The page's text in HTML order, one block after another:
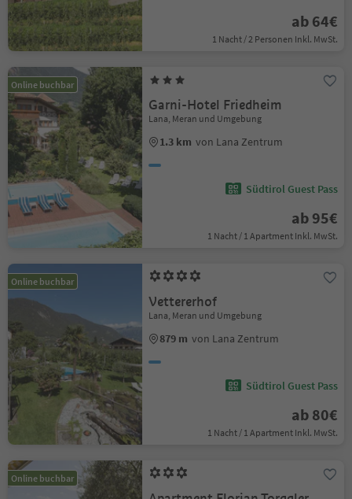
ab 64€
1 Nacht / 2 Personen Inkl. MwSt.
Online buchbar
Garni-Hotel Friedheim
Lana, Meran und Umgebung
1.3 km von Lana Zentrum
Südtirol Guest Pass
ab 95€
1 Nacht / 1 Apartment Inkl. MwSt.
Online buchbar
Vettererhof
Lana, Meran und Umgebung
879 m von Lana Zentrum
Südtirol Guest Pass
ab 80€
1 Nacht / 1 Apartment Inkl. MwSt.
Online buchbar